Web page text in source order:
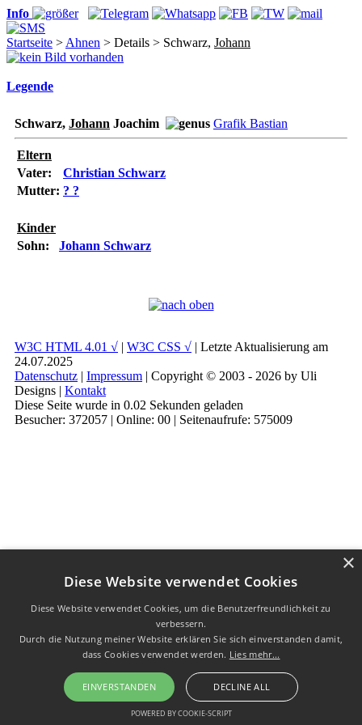
Info
Startseite > Ahnen > Details > Schwarz, Johann
Legende
Schwarz, Johann Joachim Grafik Bastian
Eltern
Vater:
Christian Schwarz
Mutter: ? ?
Kinder
Sohn:
Johann Schwarz
W3C HTML 4.01 √ | W3C CSS √ | Letzte Aktualisierung am
24.07.2025
Datenschutz | Impressum | Copyright © 2003 - 2026 by Uli
Designs | Kontakt
Diese Seite wurde in 0.02 Sekunden geladen
Besucher: 372057 | Online: 00 | Seitenaufrufe: 575009
Diese Website verwendet Cookies
Diese Website verwendet Cookies, um die Benutzerfreundlichkeit zu
verbessern.
Durch die Nutzung meiner Website erklären Sie sich einverstanden damit,
dass Cookies verwendet werden. Lies mehr...
EINVERSTANDEN DECLINE ALL
POWERED BY COOKIE-SCRIPT
×